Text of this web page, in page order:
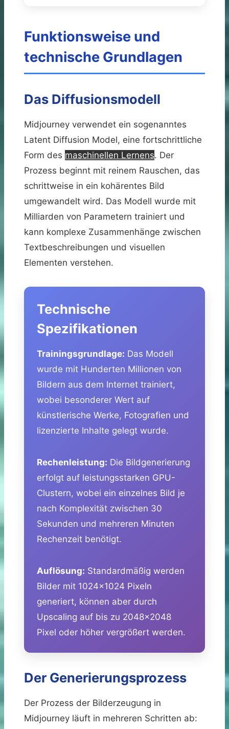
Funktionsweise und
technische Grundlagen
Das Diffusionsmodell
Midjourney verwendet ein sogenanntes
Latent Diffusion Model, eine fortschrittliche
Form des maschinellen Lernens. Der
Prozess beginnt mit reinem Rauschen, das
schrittweise in ein kohärentes Bild
umgewandelt wird. Das Modell wurde mit
Milliarden von Parametern trainiert und
kann komplexe Zusammenhänge zwischen
Textbeschreibungen und visuellen
Elementen verstehen.
Technische
Spezifikationen
Trainingsgrundlage: Das Modell
wurde mit Hunderten Millionen von
Bildern aus dem Internet trainiert,
wobei besonderer Wert auf
künstlerische Werke, Fotografien und
lizenzierte Inhalte gelegt wurde.
Rechenleistung: Die Bildgenerierung
erfolgt auf leistungsstarken GPU-
Clustern, wobei ein einzelnes Bild je
nach Komplexität zwischen 30
Sekunden und mehreren Minuten
Rechenzeit benötigt.
Auflösung: Standardmäßig werden
Bilder mit 1024×1024 Pixeln
generiert, können aber durch
Upscaling auf bis zu 2048×2048
Pixel oder höher vergrößert werden.
Der Generierungsprozess
Der Prozess der Bilderzeugung in
Midjourney läuft in mehreren Schritten ab: